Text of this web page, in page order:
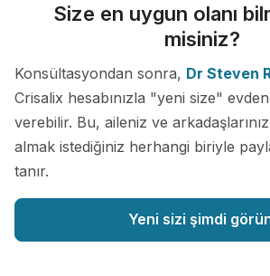
Size en uygun olanı
misiniz?
Konsültasyondan sonra, Dr Steven
Crisalix hesabınızla "yeni size"
verebilir. Bu, aileniz ve
almak istediğiniz herhangi biriyle
tanır.
Yeni sizi şimdi